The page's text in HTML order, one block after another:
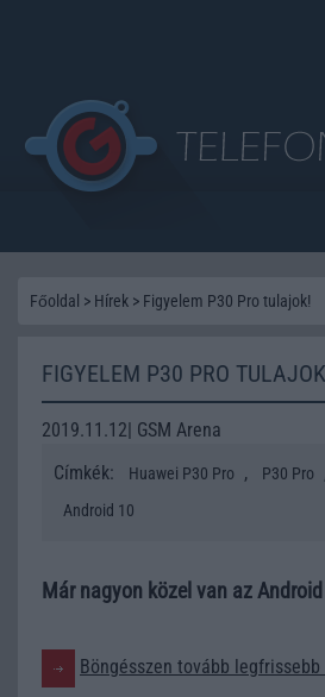
Főoldal > Hírek > Figyelem P30 Pro tulajok!
FIGYELEM P30 PRO
2019.11.12| GSM Arena
Címkék:
Huawei P30 Pro , P30 Pro
Android 10
Már nagyon közel van az
Böngésszen tovább